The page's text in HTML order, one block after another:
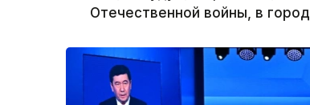
Отечественной войны, в